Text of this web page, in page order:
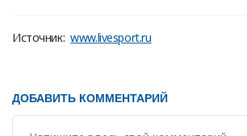
Источник: www.livesport.ru
ДОБАВИТЬ КОММЕНТАРИЙ